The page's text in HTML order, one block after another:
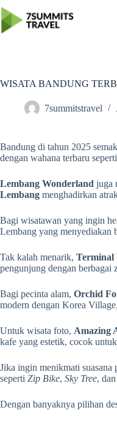
Skip
to
content
WISATA BANDUNG
7summitstravel
Bandung di tahun 2025
dengan wahana terbaru seperti
Lembang Wonderland juga
Lembang menghadirkan
Bagi wisatawan yang ingin
Lembang yang menyediakan
Tak kalah menarik, Terminal
pengunjung dengan berbagai
Bagi pecinta alam, Orchid
modern dengan Korea
Untuk wisata foto, Amazing
kafe yang estetik, cocok
Jika ingin menikmati suasana
seperti Zip Bike, Sky Tree, dan
Dengan banyaknya pilihan